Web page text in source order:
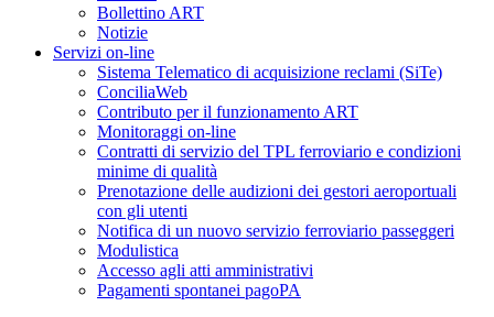
Bollettino ART
Notizie
Servizi on-line
Sistema Telematico di acquisizione reclami (SiTe)
ConciliaWeb
Contributo per il funzionamento ART
Monitoraggi on-line
Contratti di servizio del TPL ferroviario e condizioni
minime di qualità
Prenotazione delle audizioni dei gestori aeroportuali
con gli utenti
Notifica di un nuovo servizio ferroviario passeggeri
Modulistica
Accesso agli atti amministrativi
Pagamenti spontanei pagoPA